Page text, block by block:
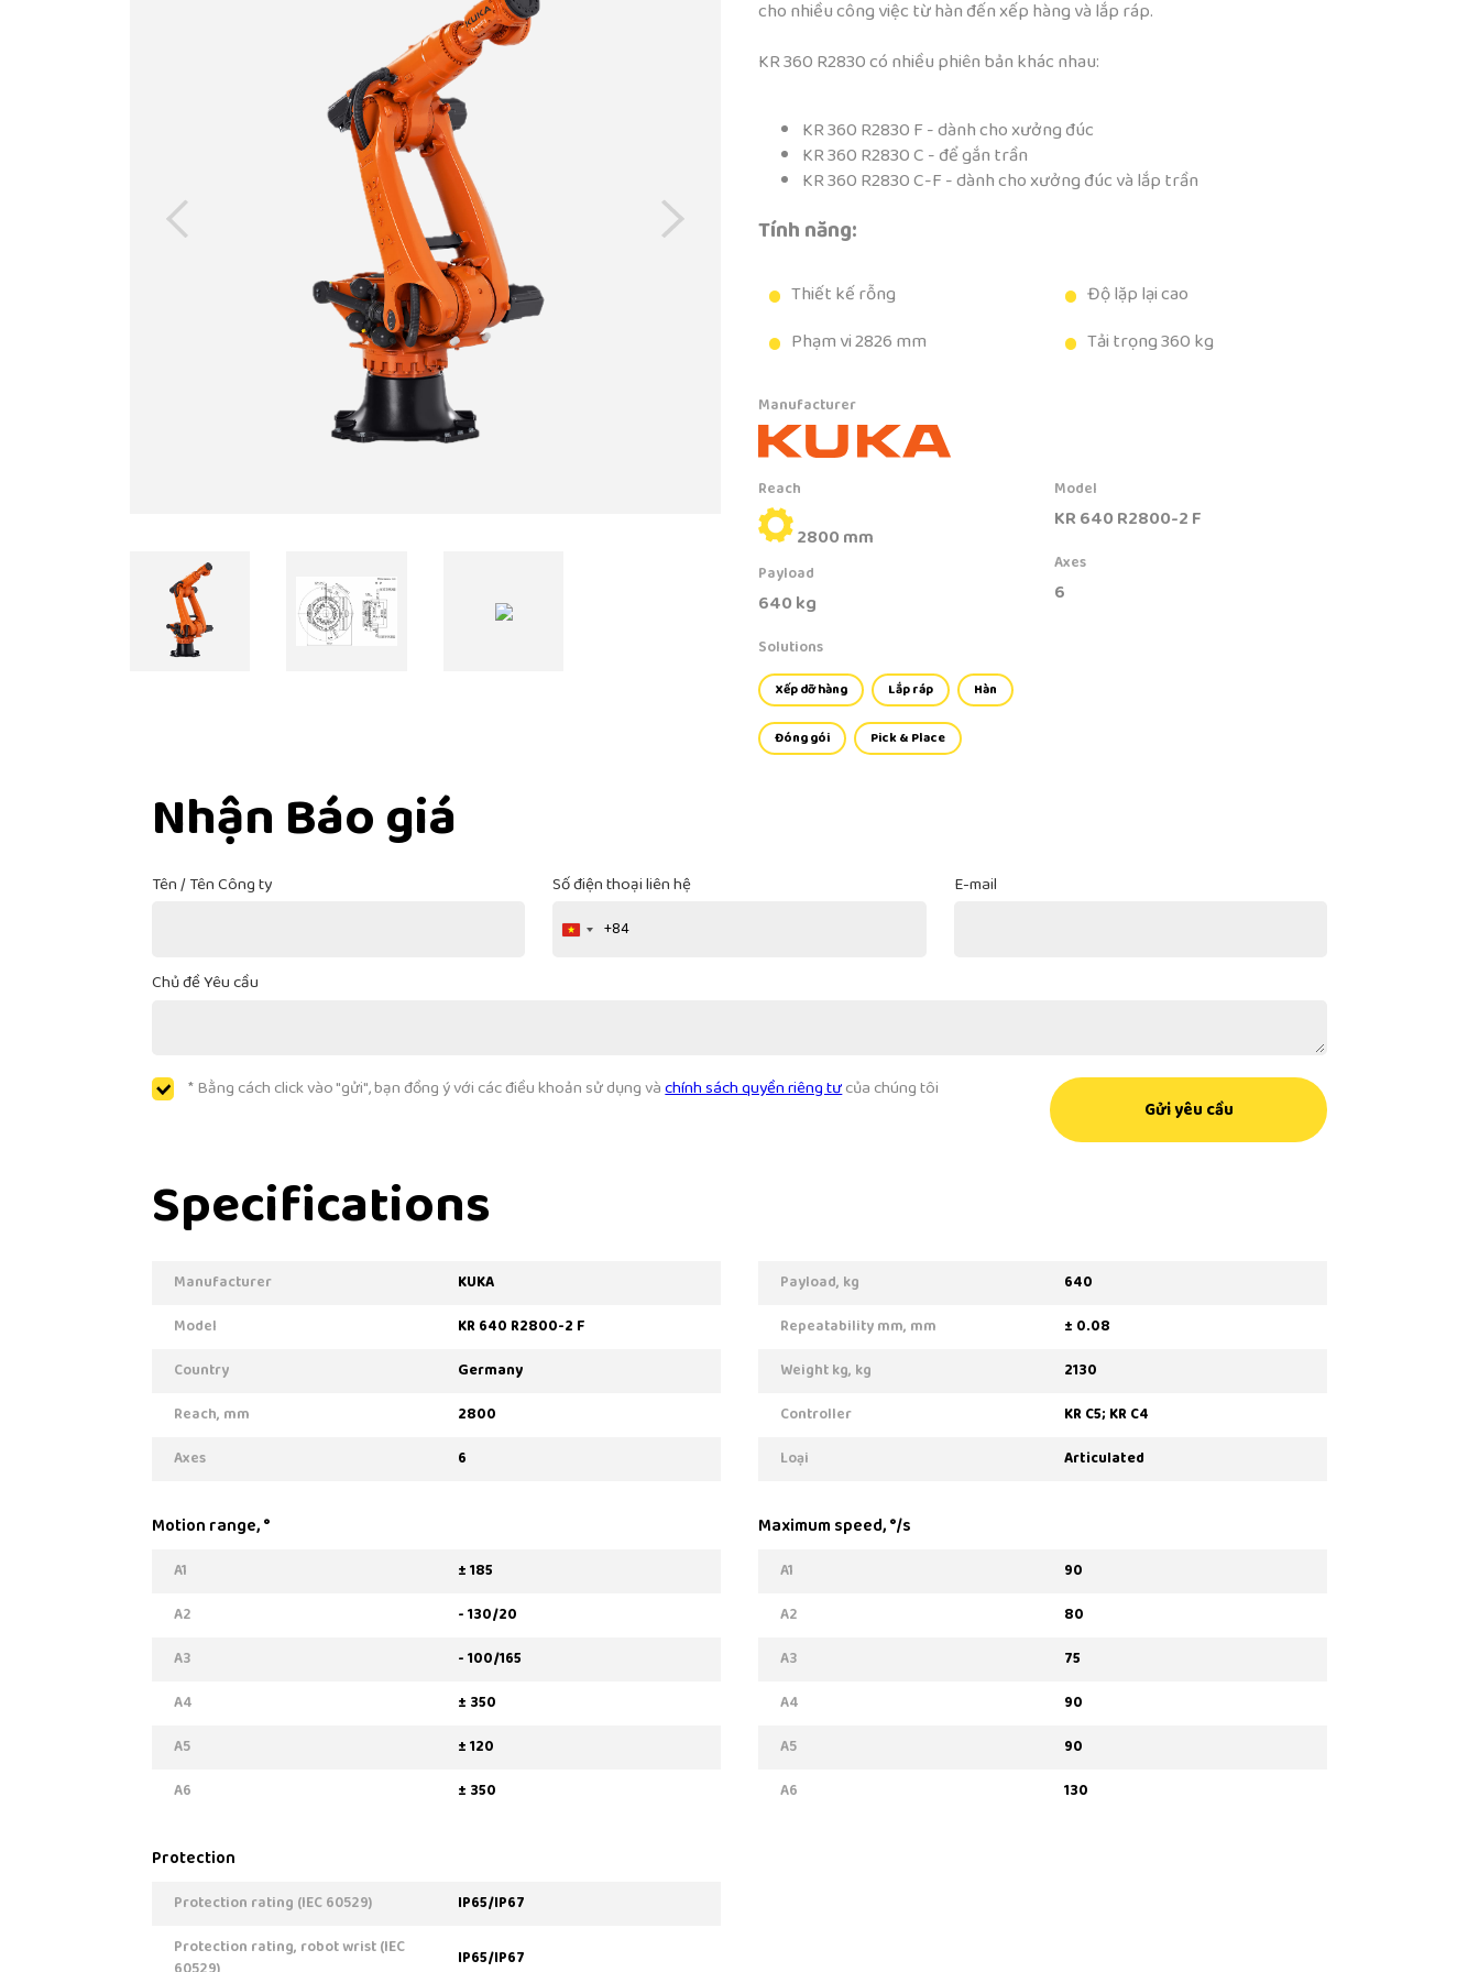
cho nhiều công việc từ hàn đến xếp hàng và lắp ráp.
KR 360 R2830 có nhiều phiên bản khác nhau:
KR 360 R2830 F - dành cho xưởng đúc
KR 360 R2830 C - để gắn trần
KR 360 R2830 C-F - dành cho xưởng đúc và lắp trần
Tính năng:
Thiết kế rỗng
Phạm vi 2826 mm
Độ lặp lại cao
Tải trọng 360 kg
Manufacturer
Reach
2800 mm
Payload
640 kg
Model
KR 640 R2800-2 F
Axes
6
Solutions
Xếp dỡ hàng Lắp ráp Hàn
Đóng gói Pick & Place
Nhận Báo giá
Tên / Tên Công ty Số điện thoại liên hệ
Vietnam
+84
E-mail
Chủ đề Yêu cầu
* Bằng cách click vào "gửi", bạn đồng ý với các điều khoản sử dụng vàchính sách quyền riêng tưcủa chúng tôi
Gửi yêu cầu
Specifications
Manufacturer
KUKA
Model
KR 640 R2800-2 F
Country
Germany
Reach, mm
2800
Axes
6
Payload, kg
640
Repeatability mm, mm
± 0.08
Weight kg, kg
2130
Controller
KR C5; KR C4
Loại
Articulated
Motion range, °
A1
± 185
A2
- 130/20
A3
- 100/165
A4
± 350
A5
± 120
A6
± 350
Maximum speed, °/s
A1
90
A2
80
A3
75
A4
90
A5
90
A6
130
Protection
Protection rating (IEC 60529)
IP65/IP67
Protection rating, robot wrist (IEC
IP65/IP67